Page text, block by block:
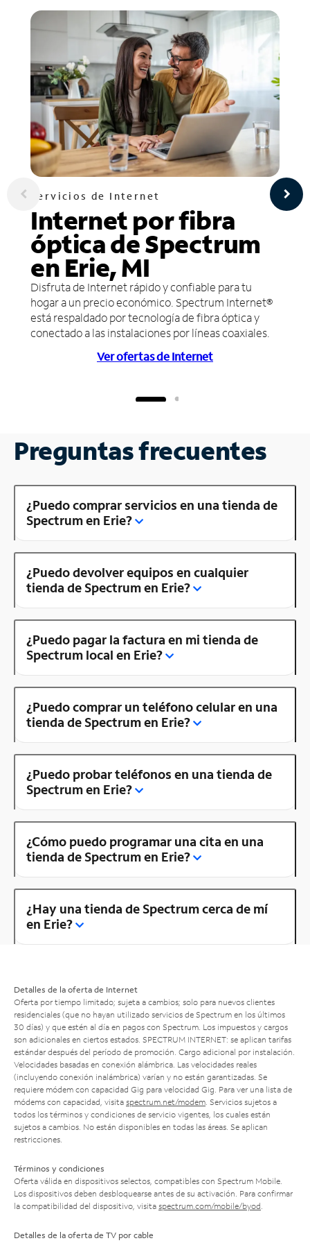
Servicios de Internet
Internet por fibra
óptica de Spectrum
en Erie, MI
Disfruta de Internet rápido y confiable para tu
hogar a un precio económico. Spectrum Internet®
está respaldado por tecnología de fibra óptica y
conectado a las instalaciones por líneas coaxiales.
Ver ofertas de Internet
Preguntas frecuentes
¿Puedo comprar servicios en una tienda de
Spectrum en Erie?
¿Puedo devolver equipos en cualquier
tienda de Spectrum en Erie?
¿Puedo pagar la factura en mi tienda de
Spectrum local en Erie?
¿Puedo comprar un teléfono celular en una
tienda de Spectrum en Erie?
¿Puedo probar teléfonos en una tienda de
Spectrum en Erie?
¿Cómo puedo programar una cita en una
tienda de Spectrum en Erie?
¿Hay una tienda de Spectrum cerca de mí
en Erie?
Detalles de la oferta de Internet
Oferta por tiempo limitado; sujeta a cambios; solo para nuevos clientes
residenciales (que no hayan utilizado servicios de Spectrum en los últimos
30 días) y que estén al día en pagos con Spectrum. Los impuestos y cargos
son adicionales en ciertos estados. SPECTRUM INTERNET: se aplican tarifas
estándar después del período de promoción. Cargo adicional por instalación.
Velocidades basadas en conexión alámbrica. Las velocidades reales
(incluyendo conexión inalámbrica) varían y no están garantizadas. Se
requiere módem con capacidad Gig para velocidad Gig. Para ver una lista de
módems con capacidad, visita spectrum.net/modem . Servicios sujetos a
todos los términos y condiciones de servicio vigentes, los cuales están
sujetos a cambios. No están disponibles en todas las áreas. Se aplican
restricciones.
Términos y condiciones
Oferta válida en dispositivos selectos, compatibles con Spectrum Mobile.
Los dispositivos deben desbloquearse antes de su activación. Para confirmar
la compatibilidad del dispositivo, visita spectrum.com/mobile/byod
Detalles de la oferta de TV por cable